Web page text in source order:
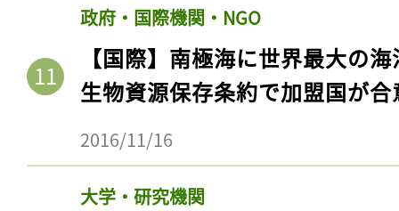
政府・国際機関・NGO
【国際】南極海に世界最大の
生物資源保存条約で加盟国が合
2016/11/16
大学・研究機関